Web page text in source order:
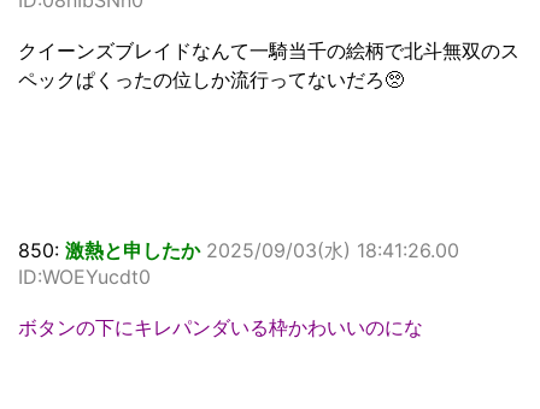
クイーンズブレイドなんて一騎当千の絵柄で北斗無双のス
ペックぱくったの位しか流行ってないだろ🥺
850: 激熱と申したか 2025/09/03(水) 18:41:26.00
ID:WOEYucdt0
ボタンの下にキレパンダいる枠かわいいのにな